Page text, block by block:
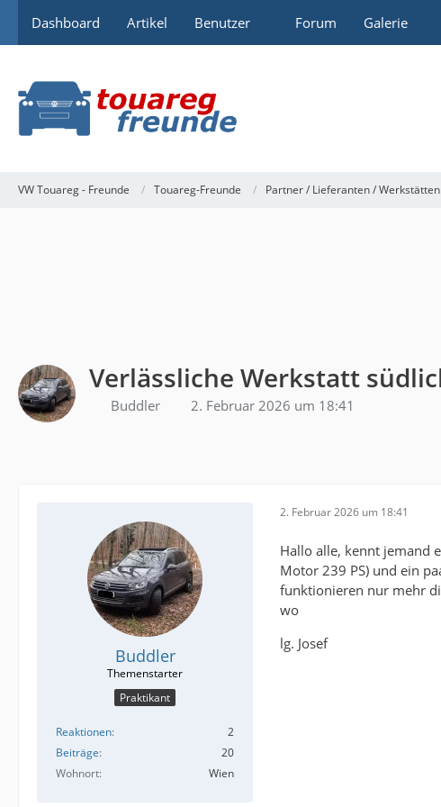
Dashboard Artikel Benutzer Forum Galerie
VW Touareg - Freunde Touareg-Freunde Partner / Lieferanten / Werkstätten
Verlässliche Werkstatt
Buddler 2. Februar 2026 um 18:41
Buddler
Praktikant
Reaktionen
2
Beiträge
20
Wohnort
Wien
2. Februar 2026 um 18:41
Hallo alle, kennt jemand
Motor 239 PS) und ein
funktionieren nur mehr
wo
lg. Josef